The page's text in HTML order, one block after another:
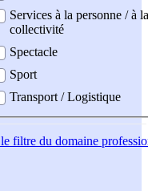
Services à la personne / à la
collectivité
Spectacle
Sport
Transport / Logistique
filtre du domaine